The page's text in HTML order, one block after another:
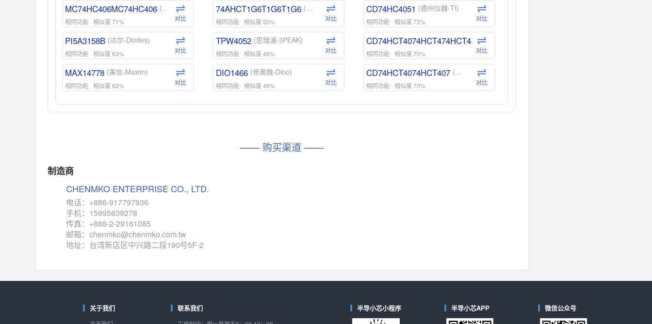
MC74HC406MC74HC406 (安森美-ON)
相同功能 相似度 71% 对比
PI5A3158B (达尔-Diodes)
相同功能 相似度 63% 对比
MAX14778 (美信-Maxim)
相同功能 相似度 62% 对比
ADG1439 (亚德诺-ADI)
对比
MAX14760
M74HC4852 (意法-ST)
相同功能 相似度 52%
TC4052BF (东芝-Toshiba)
相同功能 相似度 50% 对比
相似度 49% 对比
74AHCT1G6T1G6T1G6 (安世-Nexperia)
相同功能 相似度 50% 对比
TPW4052 (思瑞浦-3PEAK)
相同功能 相似度 46% 对比
DIO1466 (帝奥微-Dioo)
相同功能 相似度 45% 对比
DIO1159 (帝奥微-Dioo)
对比
相似度 44%
CD74HC4051 (德州仪器-TI)
相同功能 相似度 73% 对比
CD74HCT4074HCT474HCT4 (德州仪器-TI)
相同功能 相似度 70% 对比
CD74HCT4074HCT407 (德州仪器-TI)
相同功能 相似度 70% 对比
CD74HCT4D74HDCT40 (德州仪器-TI)
对比
—— 购买渠道 ——
制造商
CHENMKO ENTERPRISE CO., LTD.
电话：+886-917797936
手机：15995639278
传真：+886-2-29161085
邮箱：chenmko@chenmko.com.tw
地址：台湾新店区中兴路二段190号5F-2
关于我们 联系我们 半导小芯小程序 半导小芯APP 微信公众号